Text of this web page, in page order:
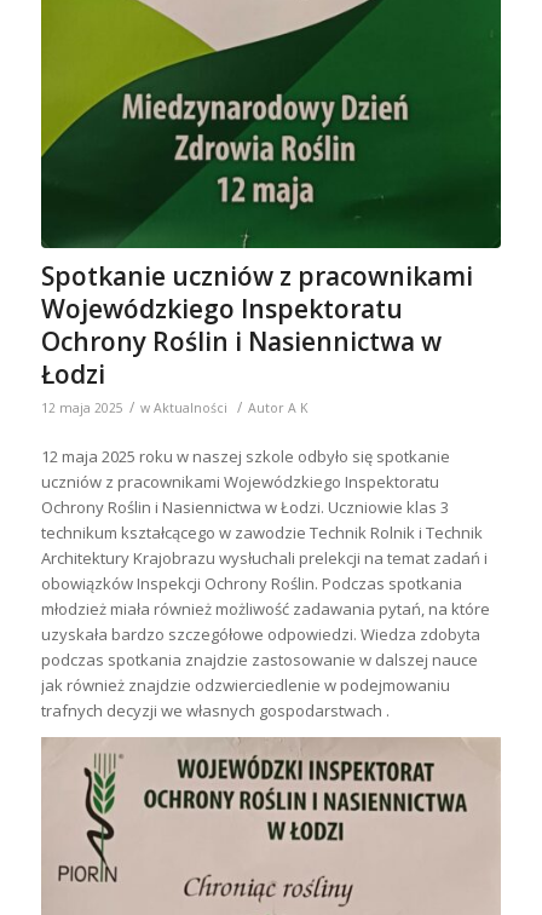
Spotkanie uczniów z pracownikami
Wojewódzkiego Inspektoratu
Ochrony Roślin i Nasiennictwa w
Łodzi
12 maja 2025 / w Aktualności / Autor A K
12 maja 2025 roku w naszej szkole odbyło się spotkanie
uczniów z pracownikami Wojewódzkiego Inspektoratu
Ochrony Roślin i Nasiennictwa w Łodzi. Uczniowie klas 3
technikum kształcącego w zawodzie Technik Rolnik i Technik
Architektury Krajobrazu wysłuchali prelekcji na temat zadań i
obowiązków Inspekcji Ochrony Roślin. Podczas spotkania
młodzież miała również możliwość zadawania pytań, na które
uzyskała bardzo szczegółowe odpowiedzi. Wiedza zdobyta
podczas spotkania znajdzie zastosowanie w dalszej nauce
jak również znajdzie odzwierciedlenie w podejmowaniu
trafnych decyzji we własnych gospodarstwach .